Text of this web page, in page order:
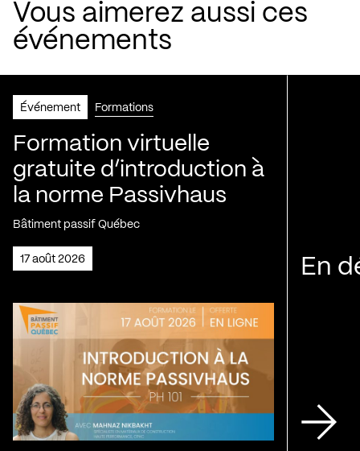
Vous aimerez aussi ces
événements
Événement Formations
Formation virtuelle
gratuite d’introduction à
la norme Passivhaus
Bâtiment passif Québec
17 août 2026 En